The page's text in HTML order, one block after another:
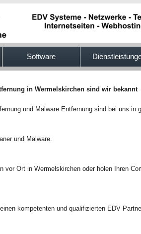
Software
in Wermelskirchen sind wir bekannt
und Malware Entfernung sind bei uns in
und Malware.
vor Ort in Wermelskirchen oder holen Ihren
kompetenten und qualifizierten EDV